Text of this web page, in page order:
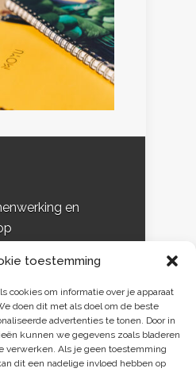
toestemming
cookies om informatie over je apparaat
doen dit met als doel om de beste
advertenties te tonen. Door in
kunnen we gegevens zoals bladeren
verwerken. Als je geen toestemming
dit een nadelige invloed hebben op
en